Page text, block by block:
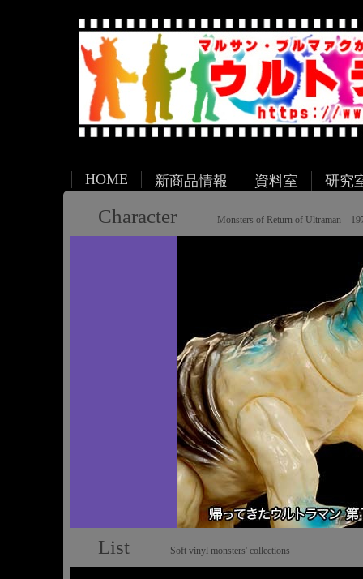
HOME 新商品情報 資料室 研究
Character Monsters of Return of Ultraman
List Soft vinyl monsters' collections